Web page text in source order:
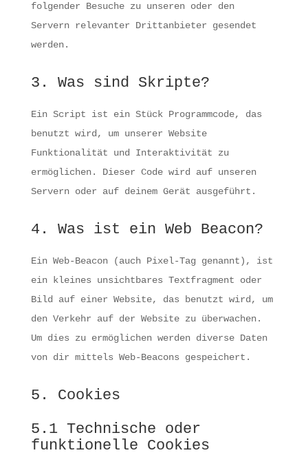
folgender Besuche zu unseren oder den
Servern relevanter Drittanbieter gesendet
werden.
3. Was sind Skripte?
Ein Script ist ein Stück Programmcode, das
benutzt wird, um unserer Website
Funktionalität und Interaktivität zu
ermöglichen. Dieser Code wird auf unseren
Servern oder auf deinem Gerät ausgeführt.
4. Was ist ein Web Beacon?
Ein Web-Beacon (auch Pixel-Tag genannt), ist
ein kleines unsichtbares Textfragment oder
Bild auf einer Website, das benutzt wird, um
den Verkehr auf der Website zu überwachen.
Um dies zu ermöglichen werden diverse Daten
von dir mittels Web-Beacons gespeichert.
5. Cookies
5.1 Technische oder
funktionelle Cookies